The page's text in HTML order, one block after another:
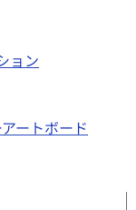
ョン
ートボード